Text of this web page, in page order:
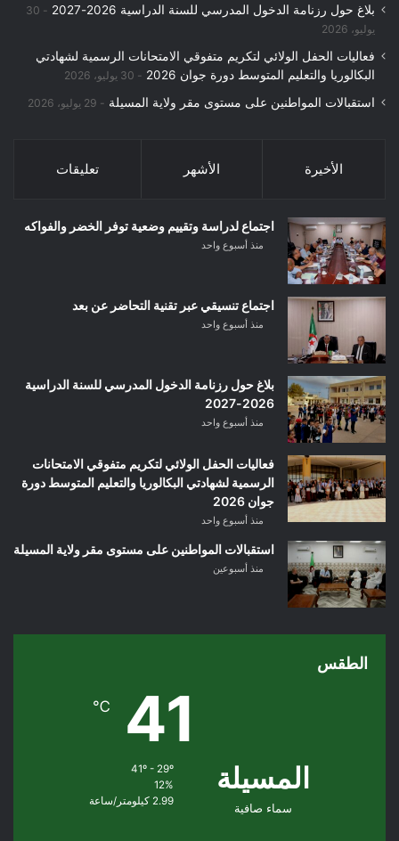
بلاغ حول رزنامة الدخول المدرسي للسنة الدراسية 2026-2027
30
يوليو، 2026
فعاليات الحفل الولائي لتكريم متفوقي الامتحانات الرسمية لشهادتي
البكالوريا والتعليم المتوسط دورة جوان 2026
30 يوليو، 2026
استقبالات المواطنين على مستوى مقر ولاية المسيلة 29 يوليو، 2026
الأخيرة الأشهر تعليقات
اجتماع لدراسة وتقييم وضعية توفر الخضر والفواكه
منذ أسبوع واحد
اجتماع تنسيقي عبر تقنية التحاضر عن بعد
منذ أسبوع واحد
بلاغ حول رزنامة الدخول المدرسي للسنة الدراسية
2026-2027
منذ أسبوع واحد
فعاليات الحفل الولائي لتكريم متفوقي الامتحانات
الرسمية لشهادتي البكالوريا والتعليم المتوسط دورة
جوان 2026
منذ أسبوع واحد
استقبالات المواطنين على مستوى مقر ولاية المسيلة
منذ أسبوعين
الطقس
المسيلة
سماء صافية
41
℃
12%
2.99 كيلومتر/ساعة